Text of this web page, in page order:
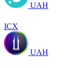
UAH
ICX
UAH